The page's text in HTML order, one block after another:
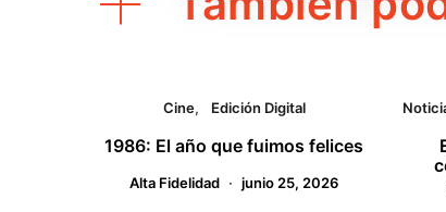
Cine Edición Digital
1986: El año que fuimos felices
Alta Fidelidad junio 25, 2026